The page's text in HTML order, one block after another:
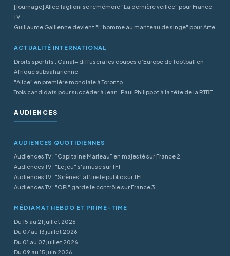
[Tournage] Alice Taglioni se remémore "La dernière veillée" pour France
TV
Guillaume Gallienne devient "L’homme au manteau de singe" pour Arte
ACTUALITÉ INTERNATIONAL
Droits sportifs : Canal+ diffusera les coupes d’Europe de football en
Afrique subsaharienne
"Alice" en première mondiale à Toronto
Trois candidats pour succéder à Jean-Paul Philippot à la tête de la RTBF
AUDIENCES
AUDIENCES QUOTIDIENNES
Audiences TV : “Capitaine Marleau” en majesté sur France 2
Audiences TV : "Le jeu" s'amuse sur TF1
Audiences TV : "Sirènes" attire le public sur TF1
Audiences TV : "OPJ" garde le contrôle sur France 3
MÉDIAMAT HEBDO ET PRIME-TIME
Du 15 au 21 juillet 2026
Du 07 au 13 juillet 2026
Du 01 au 07 juillet 2026
Du 09 au 15 juin 2026